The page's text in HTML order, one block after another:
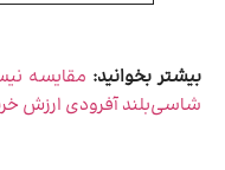
بیشتر بخوانید: مقایسه
شاسی‌بلند آفرودی ارزش